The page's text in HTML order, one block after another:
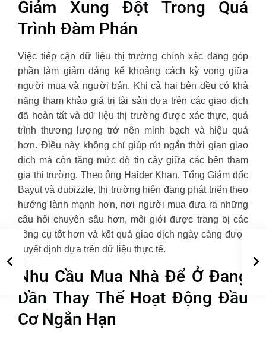
Giảm Xung Đột Trong Quá
Trình Đàm Phán
Việc tiếp cận dữ liệu thị trường chính xác đang góp
phần làm giảm đáng kể khoảng cách kỳ vọng giữa
người mua và người bán. Khi cả hai bên đều có khả
năng tham khảo giá trị tài sản dựa trên các giao dịch
đã hoàn tất và dữ liệu thị trường được xác thực, quá
trình thương lượng trở nên minh bạch và hiệu quả
hơn. Điều này không chỉ giúp rút ngắn thời gian giao
dịch mà còn tăng mức độ tin cậy giữa các bên tham
gia thị trường. Theo ông Haider Khan, Tổng Giám đốc
Bayut và dubizzle, thị trường hiện đang phát triển theo
hướng lành mạnh hơn, nơi người mua đưa ra những
câu hỏi chuyên sâu hơn, môi giới được trang bị các
công cụ tốt hơn và kết quả giao dịch ngày càng được
quyết định dựa trên dữ liệu thực tế.
Nhu Cầu Mua Nhà Để Ở Đang
Dần Thay Thế Hoạt Động Đầu
Cơ Ngắn Hạn